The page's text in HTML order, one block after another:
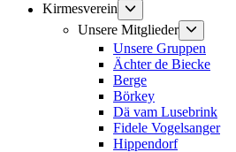
Kirmesverein
Untermenü
anzeigen
Unsere Mitglieder
anzeigen
Unsere Gruppen
Ächter de Biecke
Berge
Börkey
Dä vam Lusebrink
Fidele Vogelsanger
Hippendorf